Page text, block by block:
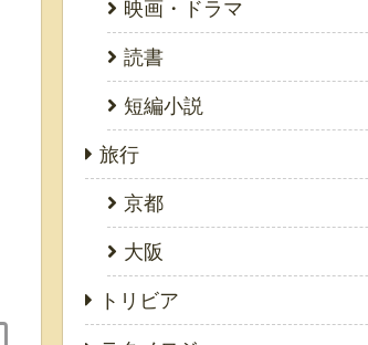
映画・ドラマ
読書
短編小説
旅行
京都
大阪
トリビア